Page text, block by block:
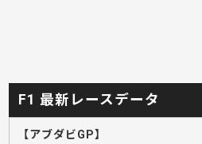
F1 最新レースデータ
【アブダビGP】